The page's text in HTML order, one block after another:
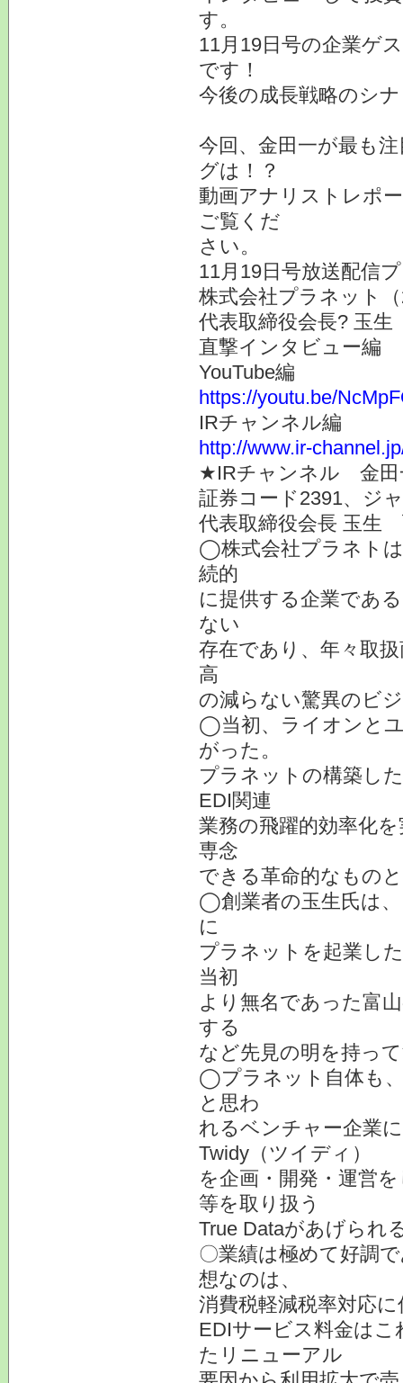
す。
11月19日号の企業ゲ
です！
今後の成長戦略のシ
今回、金田一が最も
グは！？
動画アナリストレポ
ご覧くだ
さい。
11月19日号放送配信
株式会社プラネット
代表取締役会長? 玉
直撃インタビュー編
YouTube編
https://youtu.be/
IRチャンネル編
http://www.ir-
★IRチャンネル 金田
証券コード2391、ジ
代表取締役会長 玉
◯株式会社プラネト
続的
に提供する企業であ
ない
存在であり、年々取
高
の減らない驚異のビ
◯当初、ライオンと
がった。
プラネットの構築し
EDI関連
業務の飛躍的効率化
専念
できる革命的なもの
◯創業者の玉生氏は
に
プラネットを起業し
当初
より無名であった富
する
など先見の明を持っ
◯プラネット自体も
と思わ
れるベンチャー企業
Twidy（ツイディ）
を企画・開発・運営
等を取り扱う
True Dataがあげられ
〇業績は極めて好調
想なのは、
消費税軽減税率対応
EDIサービス料金は
たリニューアル